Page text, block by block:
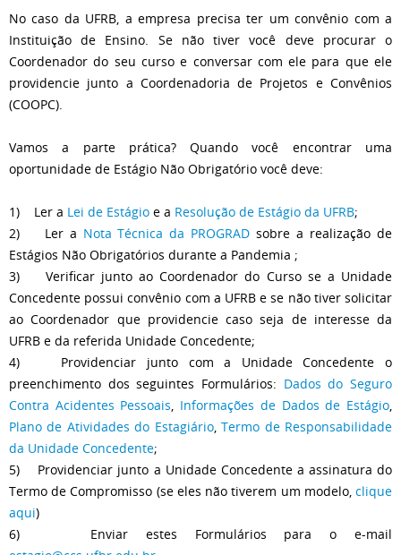
No caso da UFRB, a empresa precisa ter um convênio com a
Instituição de Ensino. Se não tiver você deve procurar o
Coordenador do seu curso e conversar com ele para que ele
providencie junto a Coordenadoria de Projetos e Convênios
(COOPC).
Vamos a parte prática? Quando você encontrar uma
oportunidade de Estágio Não Obrigatório você deve:
1) Ler a Lei de Estágio e a Resolução de Estágio da UFRB;
2) Ler a Nota Técnica da PROGRAD sobre a realização de
Estágios Não Obrigatórios durante a Pandemia ;
3) Verificar junto ao Coordenador do Curso se a Unidade
Concedente possui convênio com a UFRB e se não tiver solicitar
ao Coordenador que providencie caso seja de interesse da
UFRB e da referida Unidade Concedente;
4) Providenciar junto com a Unidade Concedente o
preenchimento dos seguintes Formulários: Dados do Seguro
Contra Acidentes Pessoais, Informações de Dados de Estágio,
Plano de Atividades do Estagiário,Termo de Responsabilidade
da Unidade Concedente;
5) Providenciar junto a Unidade Concedente a assinatura do
Termo de Compromisso (se eles não tiverem um modelo, clique
aqui)
6) Enviar estes Formulários para o e-mail